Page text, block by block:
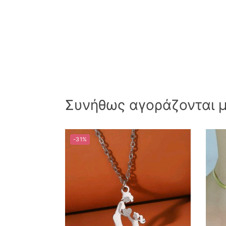
Συνήθως αγοράζονται
-31%